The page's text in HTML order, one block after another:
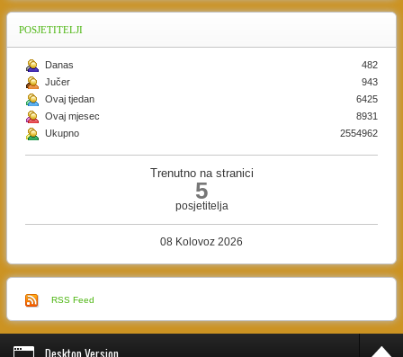
POSJETITELJI
Danas
482
Jučer
943
Ovaj tjedan
6425
Ovaj mjesec
8931
Ukupno
2554962
Trenutno na stranici
5
posjetitelja
08 Kolovoz 2026
RSS Feed